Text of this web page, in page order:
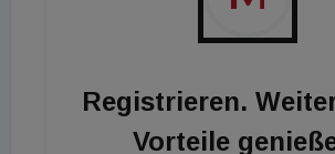
und Speicher. Im operativen
Heizma derzeit mehr als 60 Häuser
Registrieren.
Vorteile